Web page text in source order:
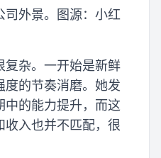
司外景。图源：小红
复杂。一开始是新鲜
度的节奏消磨。她发
中的能力提升，而这
收入也并不匹配，很